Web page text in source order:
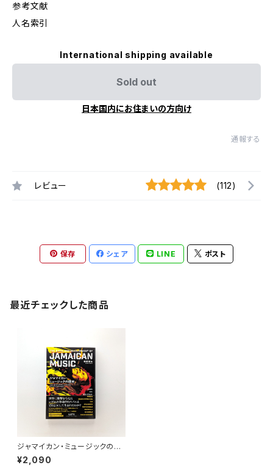
参考文献
人名索引
International shipping available
Sold out
日本国内にお住まいの方向け
通報する
レビュー (112)
保存 シェア LINE ポスト
最近チェックした商品
ジャマイカン・ミュージックの歴
史 スカ、ロック・ステディ、レゲ
エからダブ、ダンスホールまで
¥2,090